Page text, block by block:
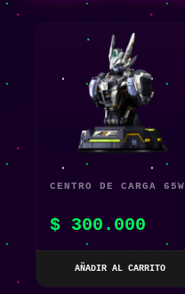
CENTRO DE CARGA 65W
MECHA
$ 300.000
AÑADIR AL CARRITO